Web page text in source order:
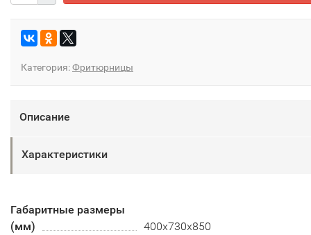
Категория:Фритюрницы
Описание
Характеристики
Габаритные размеры
(мм)
400х730х850